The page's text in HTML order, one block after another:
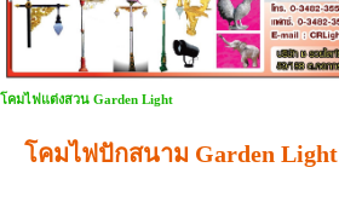
โคมไฟแต่งสวน Garden Light
โคมไฟปักสนาม Garden Light